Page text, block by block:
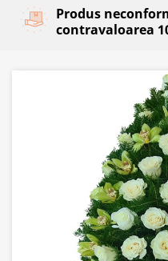
Produs
contravaloarea